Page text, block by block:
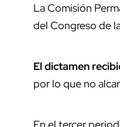
La Comisión
del Congreso de
El dictamen
por lo que no
En el tercer